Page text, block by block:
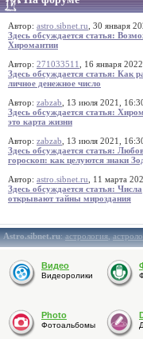
Автор: astro.sibnet.ru , 30 января
Здесь обсуждается статья:
Хиромантии
Автор: 271033511
, 16 января
Здесь обсуждается статья: Как
личное денежное число
Автор: zabzab , 13 июля 2021,
Здесь обсуждается статья:
это карта жизни
Автор: zabzab , 13 июля 2021,
Здесь обсуждается статья:
гороскоп: как целуются знаки
Автор: astro.sibnet.ru , 11 марта
Здесь обсуждается статья: Числа
открывают тайны мироздания
Astro.sibnet.ru:астрология,
Видео
Видеоролики
Photo
Фотоальбомы